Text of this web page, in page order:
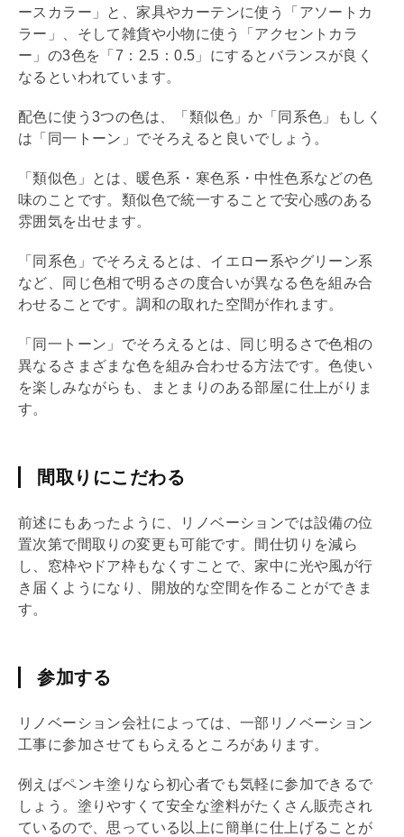
ースカラー」と、家具やカーテンに使う「アソートカ
ラー」、そして雑貨や小物に使う「アクセントカラ
ー」の3色を「7：2.5：0.5」にするとバランスが良く
なるといわれています。
配色に使う3つの色は、「類似色」か「同系色」もしく
は「同一トーン」でそろえると良いでしょう。
「類似色」とは、暖色系・寒色系・中性色系などの色
味のことです。類似色で統一することで安心感のある
雰囲気を出せます。
「同系色」でそろえるとは、イエロー系やグリーン系
など、同じ色相で明るさの度合いが異なる色を組み合
わせることです。調和の取れた空間が作れます。
「同一トーン」でそろえるとは、同じ明るさで色相の
異なるさまざまな色を組み合わせる方法です。色使い
を楽しみながらも、まとまりのある部屋に仕上がりま
す。
間取りにこだわる
前述にもあったように、 リノベーションでは設備の位
置次第で間取りの変更も可能です。間仕切りを減ら
し、窓枠やドア枠もなくすことで、家中に光や風が行
き届くようになり、開放的な空間を作ることができま
す。
参加する
リノベーション会社によっては、一部 リノベーション
工事に参加させてもらえるところがあります。
例えばペンキ塗りなら初心者でも気軽に参加できるで
しょう。塗りやすくて安全な塗料がたくさん販売され
ているので、思っている以上に簡単に仕上げることが